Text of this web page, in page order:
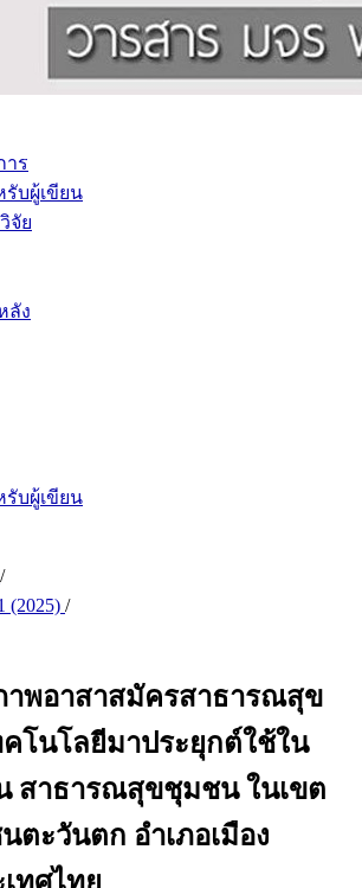
าร
บผู้เขียน
จัย
ลัง
บผู้เขียน
/
(2025) /
าพอาสาสมัครสาธารณสุข
โนโลยีมาประยุกต์ใช้ใน
สาธารณสุขชุมชน ในเขต
ะวันตก อำเภอเมือง